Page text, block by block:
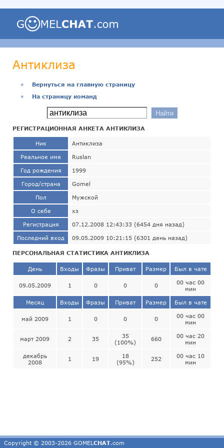
Антиклиза
●
Вернуться на главную страницу
●
На страницу команд
РЕГИСТРАЦИОННАЯ АНКЕТА АНТИКЛИЗА
Ник Антиклиза
Реальное имя Ruslan
Год рождения 1999
Город/страна Gomel
Пол Мужской
О себе хз
Регистрация 07.12.2008 12:43:33 (6454 дня назад)
Последний вход 09.05.2009 10:21:15 (6301 день назад)
ПЕРСОНАЛЬНАЯ СТАТИСТИКА АНТИКЛИЗА
День Входы Фразы Приват Размер Был в чате
09.05.2009 1 0 0 0
00 час 00
мин
Месяц Входы Фразы Приват Размер Был в чате
май 2009 1 0 0 0
00 час 00
мин
март 2009 2 35
35
(100%)
660
00 час 20
мин
декабрь
2008
1 19
18
(95%)
252
00 час 10
мин
Copyright © 2003-2026 GOMEL CHAT.com